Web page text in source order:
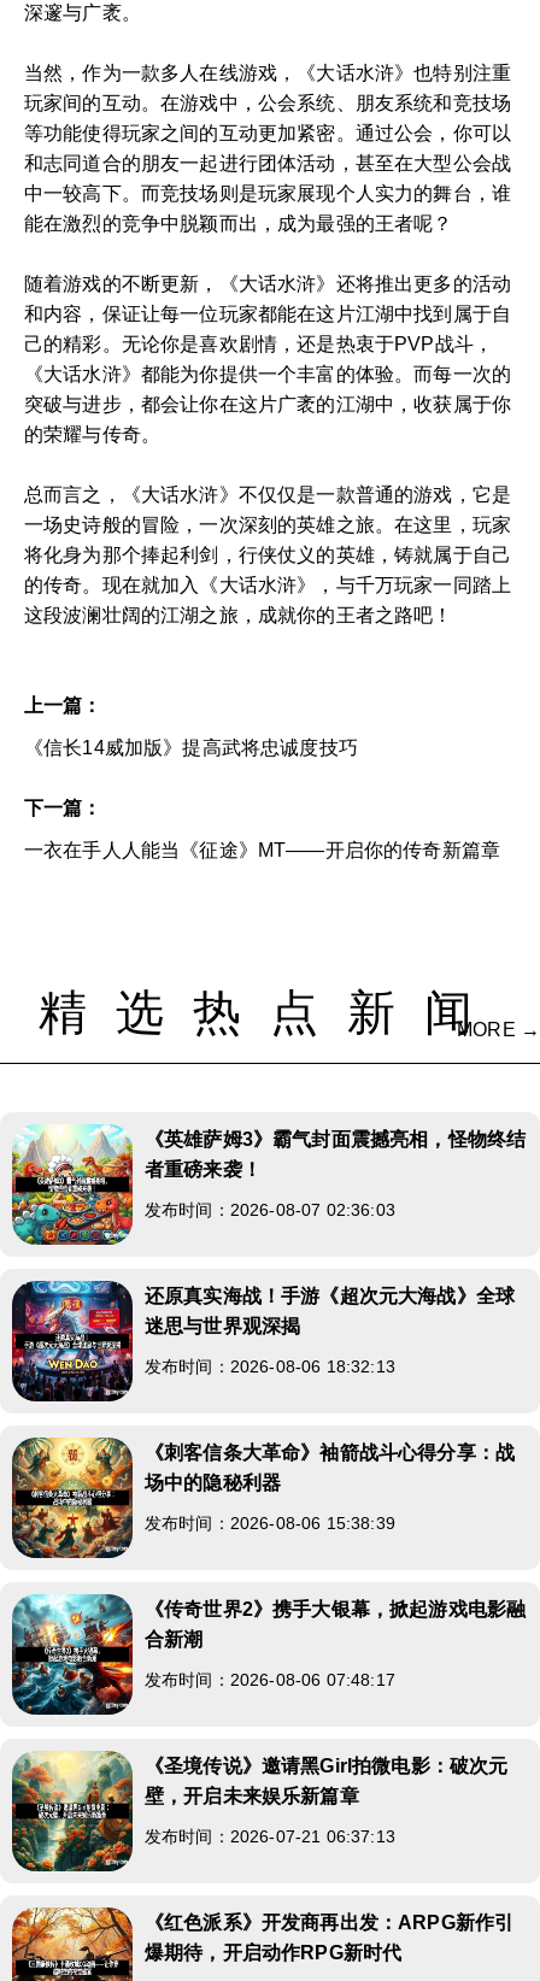
深邃与广袤。
当然，作为一款多人在线游戏，《大话水浒》也特别注重
玩家间的互动。在游戏中，公会系统、朋友系统和竞技场
等功能使得玩家之间的互动更加紧密。通过公会，你可以
和志同道合的朋友一起进行团体活动，甚至在大型公会战
中一较高下。而竞技场则是玩家展现个人实力的舞台，谁
能在激烈的竞争中脱颖而出，成为最强的王者呢？
随着游戏的不断更新，《大话水浒》还将推出更多的活动
和内容，保证让每一位玩家都能在这片江湖中找到属于自
己的精彩。无论你是喜欢剧情，还是热衷于PVP战斗，
《大话水浒》都能为你提供一个丰富的体验。而每一次的
突破与进步，都会让你在这片广袤的江湖中，收获属于你
的荣耀与传奇。
总而言之，《大话水浒》不仅仅是一款普通的游戏，它是
一场史诗般的冒险，一次深刻的英雄之旅。在这里，玩家
将化身为那个捧起利剑，行侠仗义的英雄，铸就属于自己
的传奇。现在就加入《大话水浒》，与千万玩家一同踏上
这段波澜壮阔的江湖之旅，成就你的王者之路吧！
上一篇：
《信长14威加版》提高武将忠诚度技巧
下一篇：
一衣在手人人能当《征途》MT——开启你的传奇新篇章
精选热点新闻
MORE →
《英雄萨姆3》霸气封面震撼亮相，怪物终结
者重磅来袭！
发布时间：2026-08-07 02:36:03
还原真实海战！手游《超次元大海战》全球
迷思与世界观深揭
发布时间：2026-08-06 18:32:13
《刺客信条大革命》袖箭战斗心得分享：战
场中的隐秘利器
发布时间：2026-08-06 15:38:39
《传奇世界2》携手大银幕，掀起游戏电影融
合新潮
发布时间：2026-08-06 07:48:17
《圣境传说》邀请黑Girl拍微电影：破次元
壁，开启未来娱乐新篇章
发布时间：2026-07-21 06:37:13
《红色派系》开发商再出发：ARPG新作引
爆期待，开启动作RPG新时代